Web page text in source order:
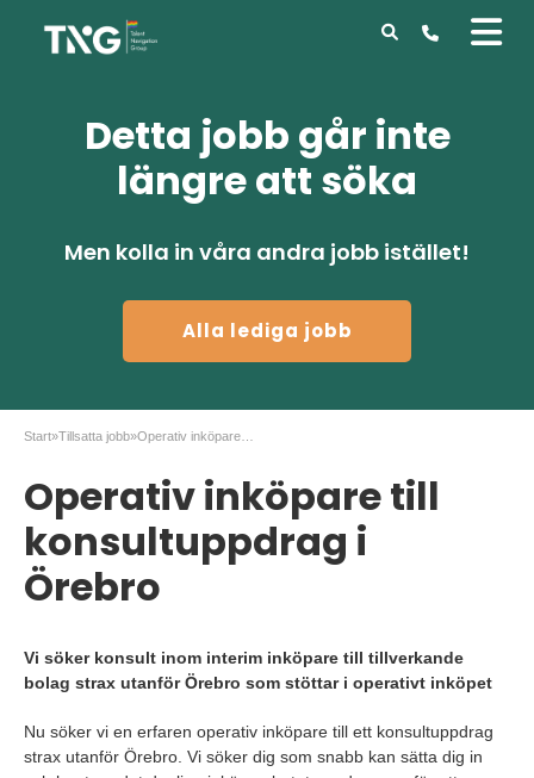
Detta jobb går inte
längre att söka
Men kolla in våra andra jobb istället!
Alla lediga jobb
Start»Tillsatta jobb»
Operativ inköpare till
konsultuppdrag i
Örebro
Vi söker konsult inom interim inköpare till tillverkande
bolag strax utanför Örebro som stöttar i operativt inköpet
Nu söker vi en erfaren operativ inköpare till ett konsultuppdrag
strax utanför Örebro. Vi söker dig som snabb kan sätta dig in